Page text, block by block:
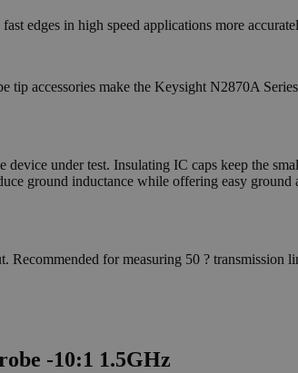
edges in high speed applications more
accessories make the Keysight N2870A
under test. Insulating IC caps keep the
ground inductance while offering easy
for measuring 50 ? transmission
-10:1 1.5GHz